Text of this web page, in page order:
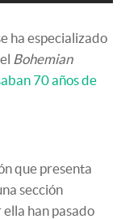
ha especializado
Bohemian
70 años de
que presenta
sección
han pasado